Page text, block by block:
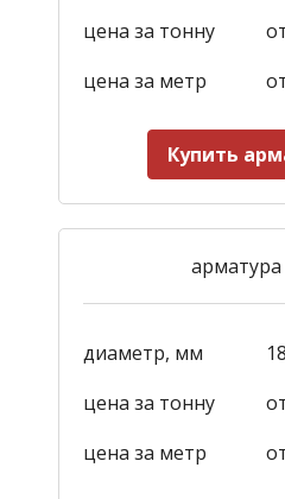
цена за тонну
цена за метр
Купить
диаметр, мм
18
цена за тонну
цена за метр